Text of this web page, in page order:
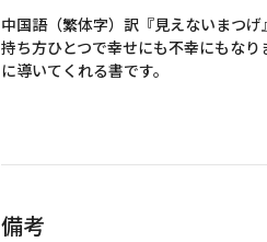
中国語（繁体字）訳『見えないまつ
持ち方ひとつで幸せにも不幸にもな
に導いてくれる書です。
備考